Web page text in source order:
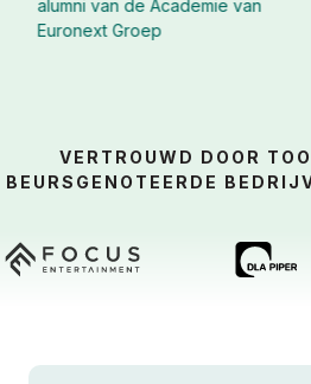
van
landen waar onze
actief zijn
VERTROUWD DOOR
BEURSGENOTEERDE